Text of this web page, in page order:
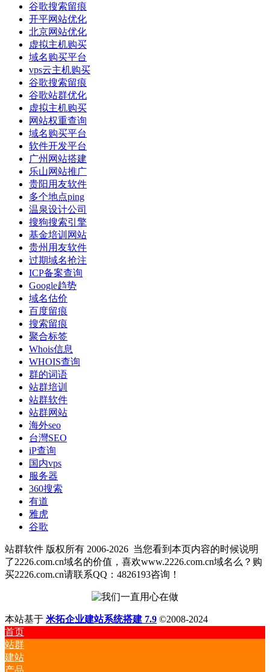
谷歌搜索留痕
开平网站优化
北京网站优化
虚拟主机购买
域名购买平台
vps云主机购买
谷歌搜索留痕
谷歌站群优化
虚拟主机购买
网站权重查询
域名购买平台
软件开发平台
广州网站搭建
乐山网站推广
贵阳用友软件
多个地点ping
温泉设计公司
搜狗搜索引擎
基金培训网站
贵州用友软件
过期域名抢注
ICP备案查询
Google趋势
域名估价
百度留痕
搜索留痕
聚合标签
Whois信息
WHOIS查询
群的词语
站群培训
站群软件
站群网站
海外seo
台灣SEO
iP查询
国内vps
服务器
360搜索
有道
雅虎
谷歌
站群软件 版权所有 2006-2026 当您看到本页内容的时候说明
了2226.com.cn域名的价值，喜欢www.2226.com.cn域名么？购
买2226.com.cn请联系QQ：4826193咨询！
本站基于 米拓企业建站系统搭建 7.9 ©2008-2024
首页
站群
建站